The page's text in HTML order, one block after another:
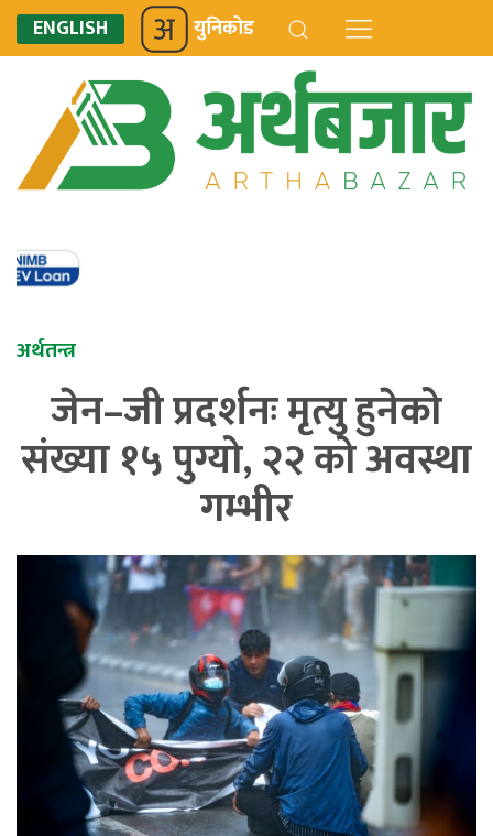
ENGLISH युनिकोड
अर्थतन्त्र
जेन–जी प्रदर्शनः मृत्यु हुनेको
संख्या १५ पुग्यो, २२ को अवस्था
गम्भीर